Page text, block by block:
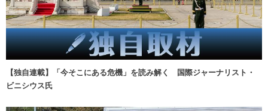
【独自連載】「今そこにある危機」を読み解く 国際ジャーナリスト・
ビニシウス氏